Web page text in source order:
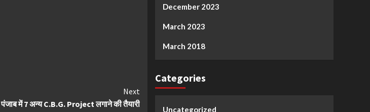
Next
पंजाब में 7 अन्य C.B.G. Project लगाने की तैयारी
December 2023
March 2023
March 2018
Categories
Uncategorized